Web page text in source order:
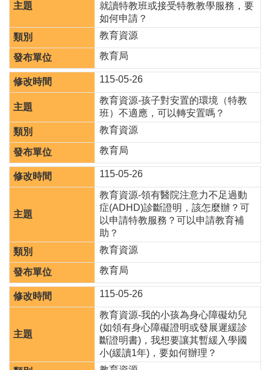
料
放
宣
告
就讀特教班或接受特教教學服務，要
如何申請？
教育資源
教育局
115-05-26
教育資源-孩子對安置的環境（特教
班）不適應，可以轉安置嗎？
教育資源
教育局
115-05-26
教育資源-領有醫院注意力不足過動
症(ADHD)診斷證明，該怎麼辦？可
以申請特教服務？可以申請教育補
助？
教育資源
教育局
115-05-26
教育資源-我的小孩為身心障礙幼兒
(如領有身心障礙證明或發展遲緩診
斷證明書)，我想要讓其暫緩入學國
小(緩讀1年)，要如何辦理？